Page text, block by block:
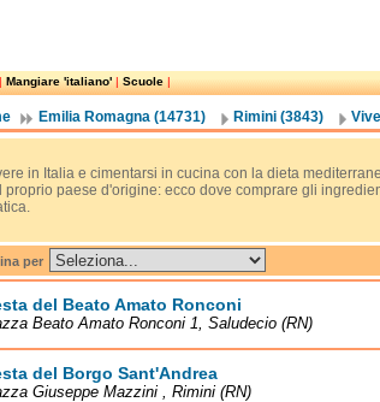
Mangiare 'italiano'|Scuole|
Emilia Romagna (14731) Rimini (3843)
in Italia e cimentarsi in cucina con la dieta
proprio paese d'origine: ecco dove comprare gli
per
del Beato Amato Ronconi
Beato Amato Ronconi 1, Saludecio (RN)
del Borgo Sant'Andrea
Giuseppe Mazzini , Rimini (RN)